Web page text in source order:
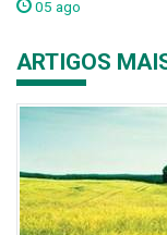
05 ago
ARTIGOS